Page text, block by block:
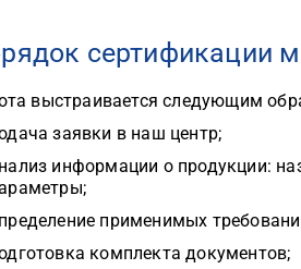
сертификации
выстраивается следующим
заявки в наш центр;
информации о продукции:
применимых
комплекта документов;